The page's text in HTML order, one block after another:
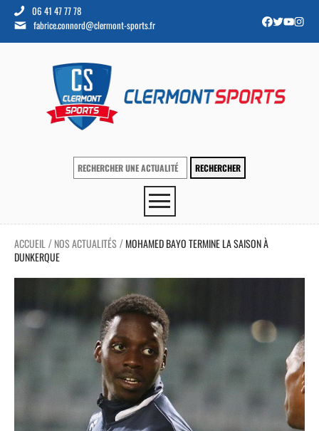
06 41 47 77 78
fabrice.connord@clermont-sports.fr
ACCUEIL / NOS ACTUALITÉS /MOHAMED BAYO TERMINE LA SAISON À
DUNKERQUE